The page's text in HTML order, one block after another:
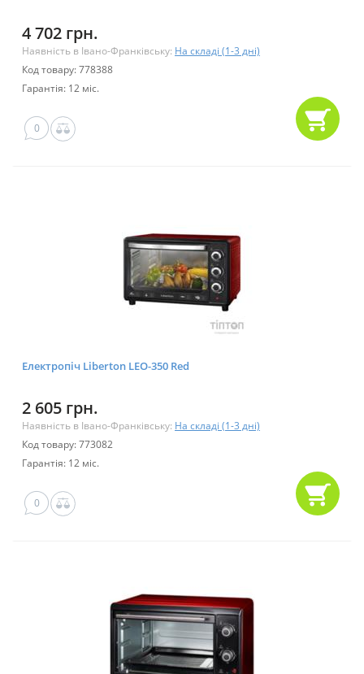
4 702 грн.
Наявність в Івано-Франківську: На складі (1-3 дні)
Код товару: 778388
Гарантія: 12 міс.
0
Електропіч Liberton LEO-350 Red
2 605 грн.
Наявність в Івано-Франківську: На складі (1-3 дні)
Код товару: 773082
Гарантія: 12 міс.
0